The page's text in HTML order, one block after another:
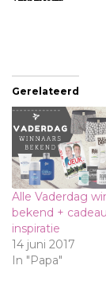
Gerelateerd
Alle Vaderdag
bekend + cadeau
inspiratie
14 juni 2017
In "Papa"